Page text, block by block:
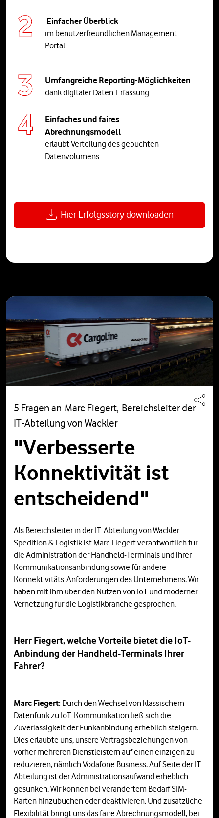
Einfacher Überblick
im benutzerfreundlichen Management-
Portal
Umfangreiche Reporting-Möglichkeiten
dank digitaler Daten-Erfassung
Einfaches und faires
Abrechnungsmodell
erlaubt Verteilung des gebuchten
Datenvolumens
Hier Erfolgsstory downloaden
5 Fragen an Marc Fiegert, Bereichsleiter der
IT-Abteilung von Wackler
"Verbesserte
Konnektivität ist
entscheidend"
Als Bereichsleiter in der IT-Abteilung von Wackler
Spedition & Logistik ist Marc Fiegert verantwortlich für
die Administration der Handheld-Terminals und ihrer
Kommunikationsanbindung sowie für andere
Konnektivitäts-Anforderungen des Unternehmens. Wir
haben mit ihm über den Nutzen von IoT und moderner
Vernetzung für die Logistikbranche gesprochen.
Herr Fiegert, welche Vorteile bietet die IoT-
Anbindung der Handheld-Terminals Ihrer
Fahrer?
Marc Fiegert: Durch den Wechsel von klassischem
Datenfunk zu IoT-Kommunikation ließ sich die
Zuverlässigkeit der Funkanbindung erheblich steigern.
Dies erlaubte uns, unsere Vertragsbeziehungen von
vorher mehreren Dienstleistern auf einen einzigen zu
reduzieren, nämlich Vodafone Business. Auf Seite der IT-
Abteilung ist der Administrationsaufwand erheblich
gesunken. Wir können bei verändertem Bedarf SIM-
Karten hinzubuchen oder deaktivieren. Und zusätzliche
Flexibilität bringt uns das faire Abrechnungsmodell, bei